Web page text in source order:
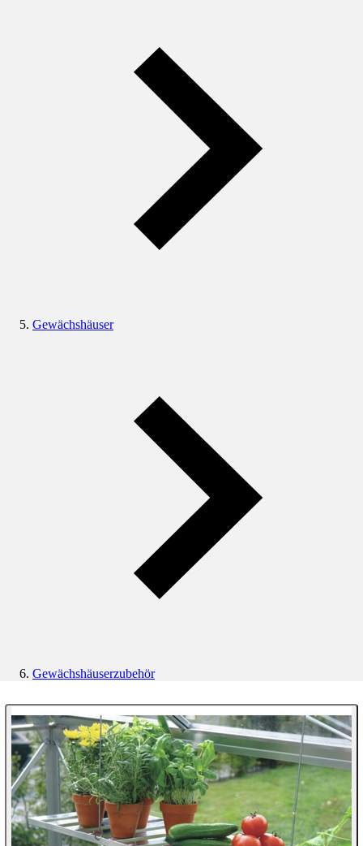
Gewächshäuser
Gewächshäuserzubehör